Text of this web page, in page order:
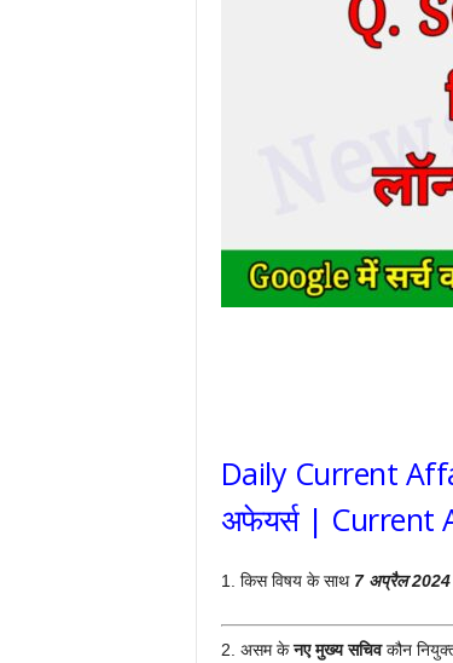
Daily Current
अफेयर्स | Current
1. किस विषय के साथ 7 अप्रैल 2024
2. असम केनए मुख्य सचिवकौन